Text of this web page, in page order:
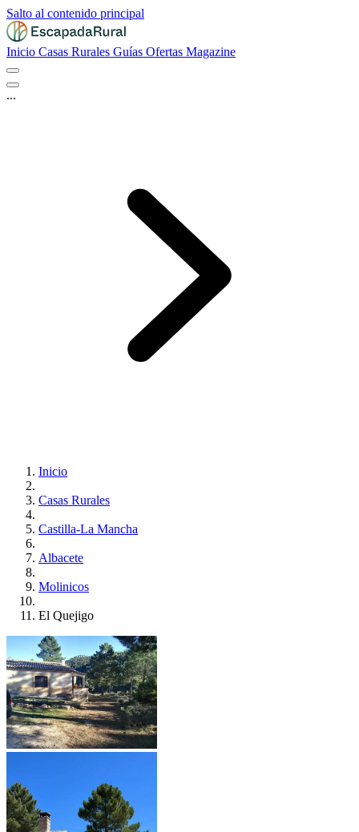
Salto al contenido principal
Inicio Casas Rurales Guías Ofertas Magazine
...
Inicio
Casas Rurales
Castilla-La Mancha
Albacete
Molinicos
El Quejigo